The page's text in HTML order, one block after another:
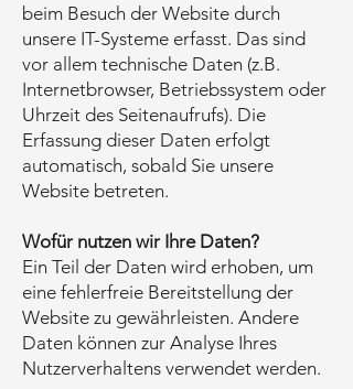
beim Besuch der Website durch
unsere IT-Systeme erfasst. Das sind
vor allem technische Daten (z.B.
Internetbrowser, Betriebssystem oder
Uhrzeit des Seitenaufrufs). Die
Erfassung dieser Daten erfolgt
automatisch, sobald Sie unsere
Website betreten.
Wofür nutzen wir Ihre Daten?
Ein Teil der Daten wird erhoben, um
eine fehlerfreie Bereitstellung der
Website zu gewährleisten. Andere
Daten können zur Analyse Ihres
Nutzerverhaltens verwendet werden.